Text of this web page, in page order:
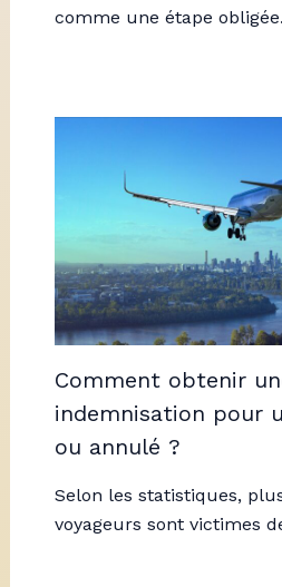
comme une étape
Comment obtenir
indemnisation pour
ou annulé ?
Selon les statistiques,
voyageurs sont victimes